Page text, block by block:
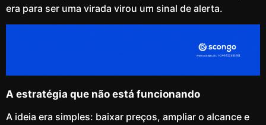
era para ser uma virada virou um sinal de alerta.
A estratégia que não está funcionando
A ideia era simples: baixar preços, ampliar o alcance e